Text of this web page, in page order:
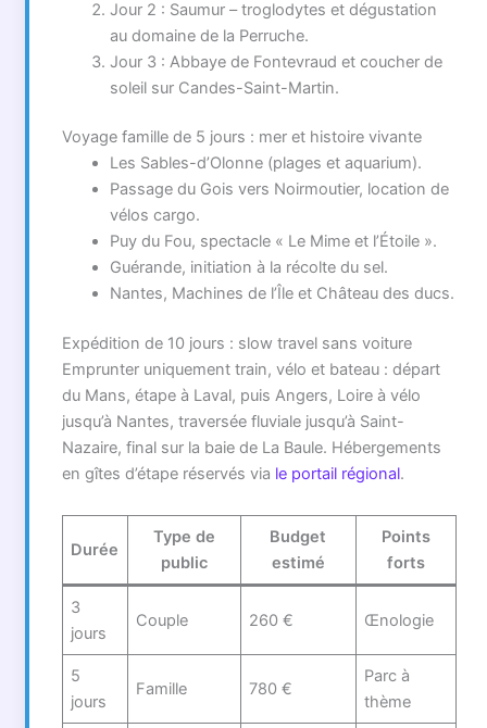
Jour 2 : Saumur – troglodytes et dégustation
au domaine de la Perruche.
Jour 3 : Abbaye de Fontevraud et coucher de
soleil sur Candes-Saint-Martin.
Voyage famille de 5 jours : mer et histoire vivante
Les Sables-d’Olonne (plages et aquarium).
Passage du Gois vers Noirmoutier, location de
vélos cargo.
Puy du Fou, spectacle « Le Mime et l’Étoile ».
Guérande, initiation à la récolte du sel.
Nantes, Machines de l’Île et Château des ducs.
Expédition de 10 jours : slow travel sans voiture
Emprunter uniquement train, vélo et bateau : départ
du Mans, étape à Laval, puis Angers, Loire à vélo
jusqu’à Nantes, traversée fluviale jusqu’à Saint-
Nazaire, final sur la baie de La Baule. Hébergements
en gîtes d’étape réservés via le portail régional.
Durée
Type de
public
Budget
estimé
Points
forts
3
jours
Couple 260 € Œnologie
5
jours
Famille 780 €
Parc à
thème